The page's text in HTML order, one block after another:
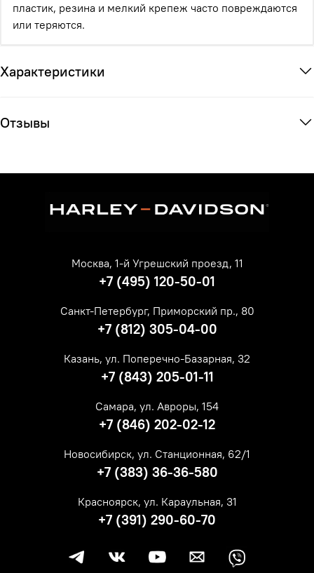
пластик, резина и мелкий крепеж часто повреждаются
или теряются.
Характеристики
Отзывы
Москва, 1-й Угрешский проезд, 11
+7 (495) 120-50-01
Санкт-Петербург, Приморский пр., 80
+7 (812) 305-04-00
Казань, ул. Поперечно-Базарная, 32
+7 (843) 205-01-11
Самара, ул. Авроры, 154
+7 (846) 202-02-12
Новосибирск, ул. Станционная, 62/1
+7 (383) 36-36-580
Красноярск, ул. Караульная, 31
+7 (391) 290-60-70